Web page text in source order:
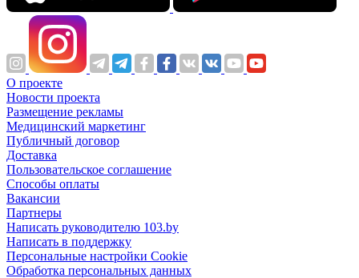
О проекте
Новости проекта
Размещение рекламы
Медицинский маркетинг
Публичный договор
Доставка
Пользовательское соглашение
Способы оплаты
Вакансии
Партнеры
Написать руководителю 103.by
Написать в поддержку
Персональные настройки Cookie
Обработка персональных данных